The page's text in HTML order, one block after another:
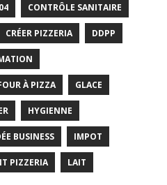
CONTRÔLE SANITAIRE
CRÉER PIZZERIA DDPP
À PIZZA GLACE
HYGIENNE
BUSINESS IMPOT
PIZZERIA LAIT